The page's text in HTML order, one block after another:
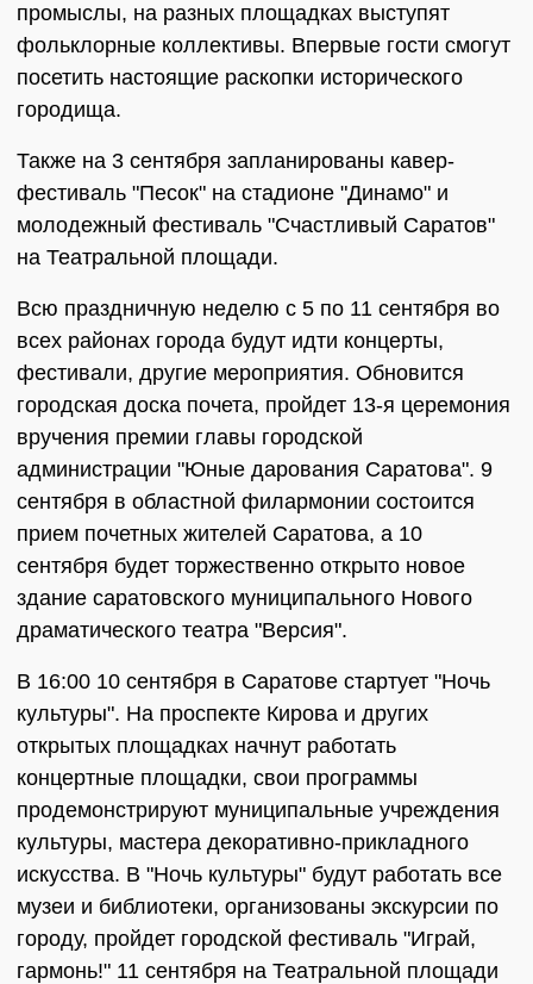
промыслы, на разных площадках выступят
фольклорные коллективы. Впервые гости смогут
посетить настоящие раскопки исторического
городища.
Также на 3 сентября запланированы кавер-
фестиваль "Песок" на стадионе "Динамо" и
молодежный фестиваль "Счастливый Саратов"
на Театральной площади.
Всю праздничную неделю с 5 по 11 сентября во
всех районах города будут идти концерты,
фестивали, другие мероприятия. Обновится
городская доска почета, пройдет 13-я церемония
вручения премии главы городской
администрации "Юные дарования Саратова". 9
сентября в областной филармонии состоится
прием почетных жителей Саратова, а 10
сентября будет торжественно открыто новое
здание саратовского муниципального Нового
драматического театра "Версия".
В 16:00 10 сентября в Саратове стартует "Ночь
культуры". На проспекте Кирова и других
открытых площадках начнут работать
концертные площадки, свои программы
продемонстрируют муниципальные учреждения
культуры, мастера декоративно-прикладного
искусства. В "Ночь культуры" будут работать все
музеи и библиотеки, организованы экскурсии по
городу, пройдет городской фестиваль "Играй,
гармонь!" 11 сентября на Театральной площади